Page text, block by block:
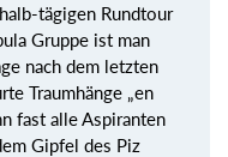
tägigen Rundtour
Gruppe ist man
nach dem letzten
Traumhänge „en
fast alle Aspiranten
Gipfel des Piz